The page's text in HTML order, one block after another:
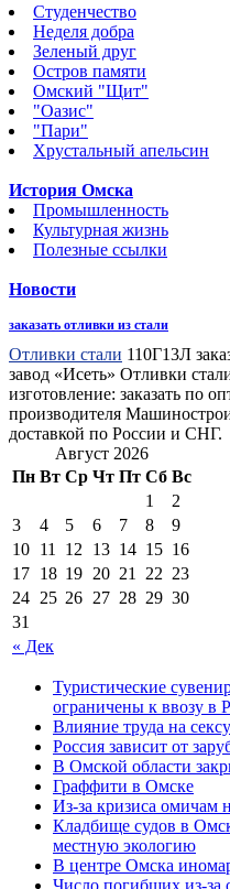
Студенчество
Неделя добра
Зеленый друг
Остров памяти
Омский "Щит"
"Оазис"
"Пари"
Хрустальный апельсин
История Омска
Промышленность
Культурная жизнь
Полезные ссылки
Новости
заказать отливки из стали
Отливки стали 110Г13Л
завод «Исеть» Отливки
изготовление: заказать по
производителя
доставкой по России и СНГ.
Август 2026
Пн Вт Ср Чт Пт Сб Вс
« Дек
1
2
3
4 5 6 7 8
9
10 11 12 13 14 15 16
17 18 19 20 21 22 23
24 25 26 27 28 29 30
31
Туристические
ограничены к ввозу в
Влияние труда на
Россия зависит от
В Омской области
Граффити в Омске
Из-за кризиса омичам
Кладбище судов в
местную экологию
В центре Омска
Число погибших из-за